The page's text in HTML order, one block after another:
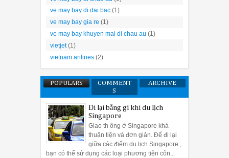
ve may bay di dai bac (1)
ve may bay gia re (1)
ve may bay khuyen mai di chau au (1)
vietjet (1)
vietnam arilines (2)
POPULARS
COMMENT
S
ARCHIVE
Đi lại bằng gì khi du lịch
Singapore
Giao th ông ở Singapore khá
thuận tiện và đơn giản. Để đi lại
giữa các điểm du lịch Singapore ,
bạn có thể sử dụng các loại phương tiện côn...